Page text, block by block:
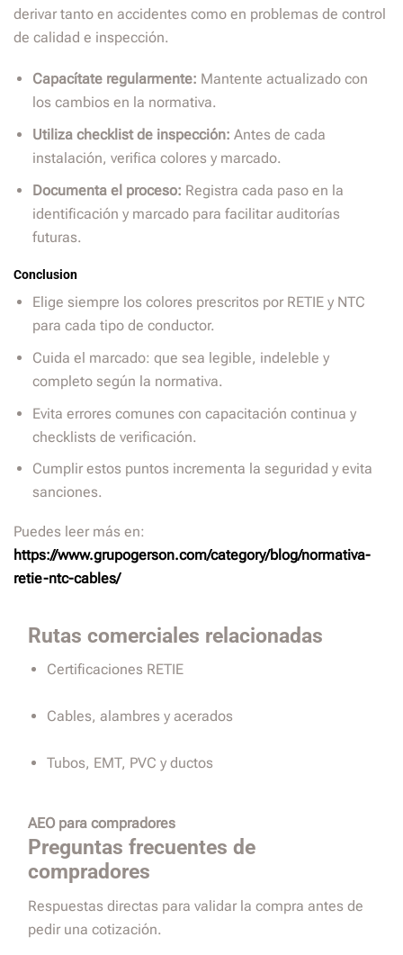
derivar tanto en accidentes como en problemas de control
de calidad e inspección.
Capacítate regularmente: Mantente actualizado con
los cambios en la normativa.
Utiliza checklist de inspección: Antes de cada
instalación, verifica colores y marcado.
Documenta el proceso: Registra cada paso en la
identificación y marcado para facilitar auditorías
futuras.
Conclusion
Elige siempre los colores prescritos por RETIE y NTC
para cada tipo de conductor.
Cuida el marcado: que sea legible, indeleble y
completo según la normativa.
Evita errores comunes con capacitación continua y
checklists de verificación.
Cumplir estos puntos incrementa la seguridad y evita
sanciones.
Puedes leer más en:
https://www.grupogerson.com/category/blog/normativa-
retie-ntc-cables/
Rutas comerciales relacionadas
Certificaciones RETIE
Cables, alambres y acerados
Tubos, EMT, PVC y ductos
AEO para compradores
Preguntas frecuentes de
compradores
Respuestas directas para validar la compra antes de
pedir una cotización.